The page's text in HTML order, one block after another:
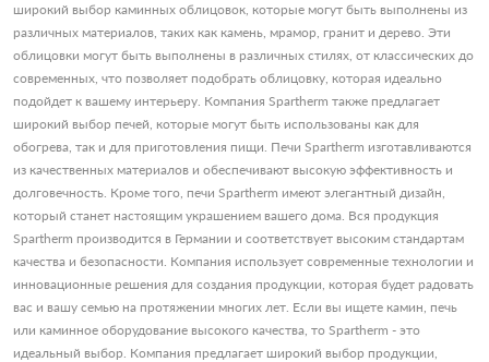
широкий выбор каминных облицовок, которые могут быть выполнены из
различных материалов, таких как камень, мрамор, гранит и дерево. Эти
облицовки могут быть выполнены в различных стилях, от классических до
современных, что позволяет подобрать облицовку, которая идеально
подойдет к вашему интерьеру. Компания Spartherm также предлагает
широкий выбор печей, которые могут быть использованы как для
обогрева, так и для приготовления пищи. Печи Spartherm изготавливаются
из качественных материалов и обеспечивают высокую эффективность и
долговечность. Кроме того, печи Spartherm имеют элегантный дизайн,
который станет настоящим украшением вашего дома. Вся продукция
Spartherm производится в Германии и соответствует высоким стандартам
качества и безопасности. Компания использует современные технологии и
инновационные решения для создания продукции, которая будет радовать
вас и вашу семью на протяжении многих лет. Если вы ищете камин, печь
или каминное оборудование высокого качества, то Spartherm - это
идеальный выбор. Компания предлагает широкий выбор продукции,